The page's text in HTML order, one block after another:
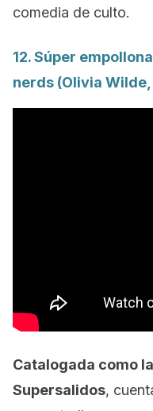
comedia de culto.
12.Súper
nerds (Olivia
Catalogada como
Supersalidos,